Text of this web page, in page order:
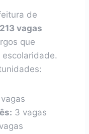
de
213 vagas
que
3 vagas